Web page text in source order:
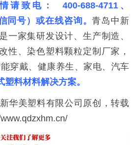
请致电： 400-688-4711、
同号）或在线咨询。青岛中新
一家集研发设计、生产制造、
性、染色塑料颗粒定制厂家，
穿戴、健康养生、家电、汽车
塑料材料解决方案。
美塑料有限公司原创，转载